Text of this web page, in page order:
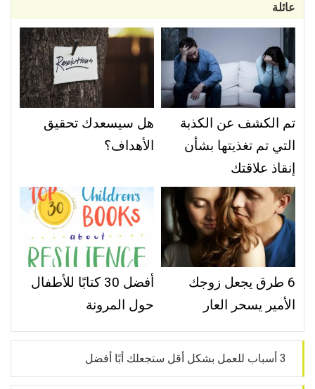
عائلة
تم الكشف عن الكذبة
التي تم تغذيتها بشأن
إنقاذ علاقتك
هل سيسعدك تحقيق
الأهداف؟
6 طرق يجعل زوجك
الأمير يسحر العار
أفضل 30 كتابًا للأطفال
حول المرونة